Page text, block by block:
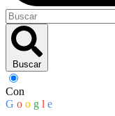
Buscar
Con
G o o g l e